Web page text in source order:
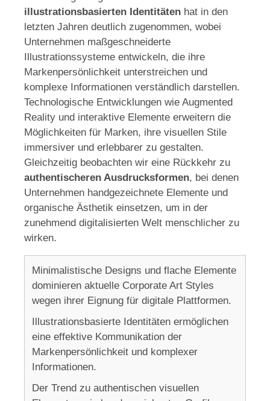
illustrationsbasierten Identitäten hat in den
letzten Jahren deutlich zugenommen, wobei
Unternehmen maßgeschneiderte
Illustrationssysteme entwickeln, die ihre
Markenpersönlichkeit unterstreichen und
komplexe Informationen verständlich darstellen.
Technologische Entwicklungen wie Augmented
Reality und interaktive Elemente erweitern die
Möglichkeiten für Marken, ihre visuellen Stile
immersiver und erlebbarer zu gestalten.
Gleichzeitig beobachten wir eine Rückkehr zu
authentischeren Ausdrucksformen, bei denen
Unternehmen handgezeichnete Elemente und
organische Ästhetik einsetzen, um in der
zunehmend digitalisierten Welt menschlicher zu
wirken.
Minimalistische Designs und flache Elemente
dominieren aktuelle Corporate Art Styles
wegen ihrer Eignung für digitale Plattformen.
Illustrationsbasierte Identitäten ermöglichen
eine effektive Kommunikation der
Markenpersönlichkeit und komplexer
Informationen.
Der Trend zu authentischen visuellen